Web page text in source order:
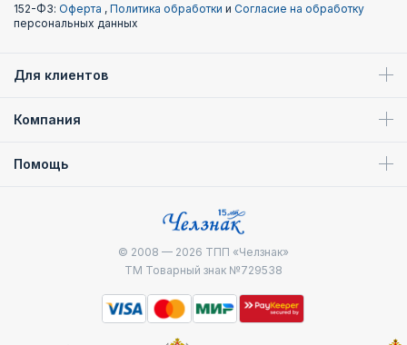
152-ФЗ: Оферта , Политика обработки и Согласие на обработку
персональных данных
Для клиентов
Компания
Помощь
© 2008 — 2026 ТПП «Челзнак»
ТМ Товарный знак №729538